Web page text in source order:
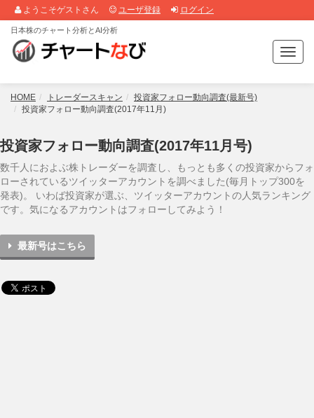
ようこそゲストさん ユーザ登録 ログイン
T
o
g
v
i
g
日本株のチャート分析とAI分析
HOME トレーダースキャン
投資家フォロー動向調査(最新号)
投資家フォロー動向調査(2017年11月)
投資家フォロー動向調査(2017年11月号)
数千人におよぶ株トレーダーを調査し、もっとも多くの投資家からフォ
ローされているツイッターアカウントを調べました(毎月トップ300を
発表)。 いわば投資家が選ぶ、ツイッターアカウントの人気ランキング
です。気になるアカウントはフォローしてみよう！
最新号はこちら